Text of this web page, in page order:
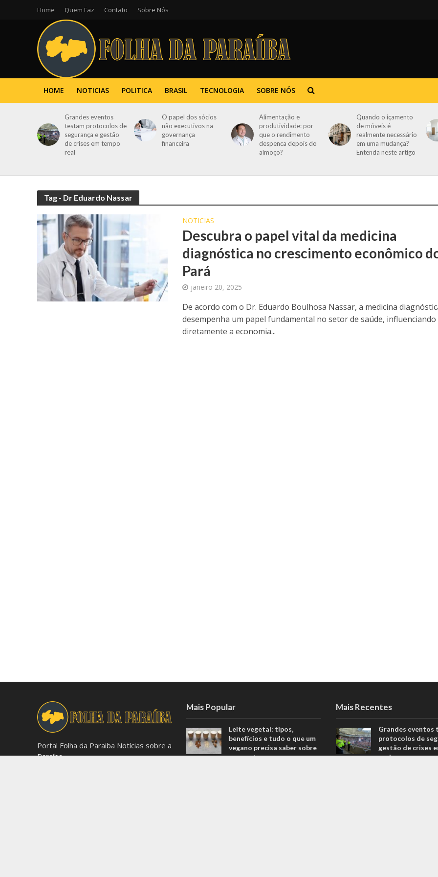
Home Quem Faz Contato Sobre Nós
HOME NOTICIAS POLITICA BRASIL TECNOLOGIA SOBRE NÓS
Grandes eventos
testam protocolos de
segurança e gestão
de crises em tempo
real
O papel dos sócios
não executivos na
governança
financeira
Alimentação e
produtividade: por
que o rendimento
despenca depois do
almoço?
Quando o içamento
de móveis é
realmente necessário
em uma mudança?
Entenda neste artigo
Tag - Dr Eduardo Nassar
NOTICIAS
Descubra o papel vital da medicina
diagnóstica no crescimento econômico
Pará
janeiro 20, 2025
De acordo com o Dr. Eduardo Boulhosa Nassar, a medicina
desempenha um papel fundamental no setor de saúde, influenciando
diretamente a economia...
Portal Folha da Paraiba Notícias sobre a
Paraiba
Mais Popular
Leite vegetal: tipos,
benefícios e tudo o que um
vegano precisa saber sobre
o assunto
Mais Recentes
Grandes eventos
protocolos de
gestão de crises
real